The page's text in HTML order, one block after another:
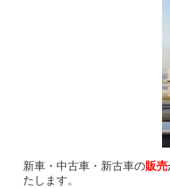
新車・中古車・新古車の販売
たします。